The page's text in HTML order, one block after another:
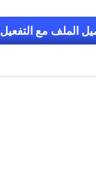
الملف مع التفعيل